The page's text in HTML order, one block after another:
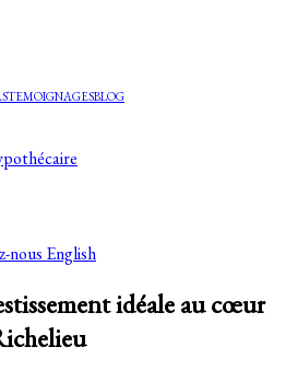
TEMOIGNAGESBLOG
nous English
idéale au cœur